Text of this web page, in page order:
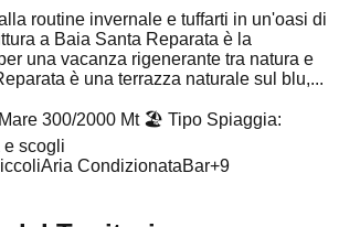
routine invernale e tuffarti in un'oasi di
a Baia Santa Reparata è la
una vacanza rigenerante tra natura e
è una terrazza naturale sul blu,...
Mare 300/2000 Mt 🏖️ Tipo Spiaggia:
scogli
Aria CondizionataBar+9